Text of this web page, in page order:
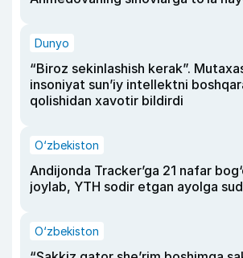
Dunyo
“Biroz sekinlashish kerak”.
insoniyat sun’iy intellektni
qolishidan xavotir bildirdi
O‘zbekiston
Andijonda Tracker’ga 21 nafar
joylab, YTH sodir etgan ayolga sud
O‘zbekiston